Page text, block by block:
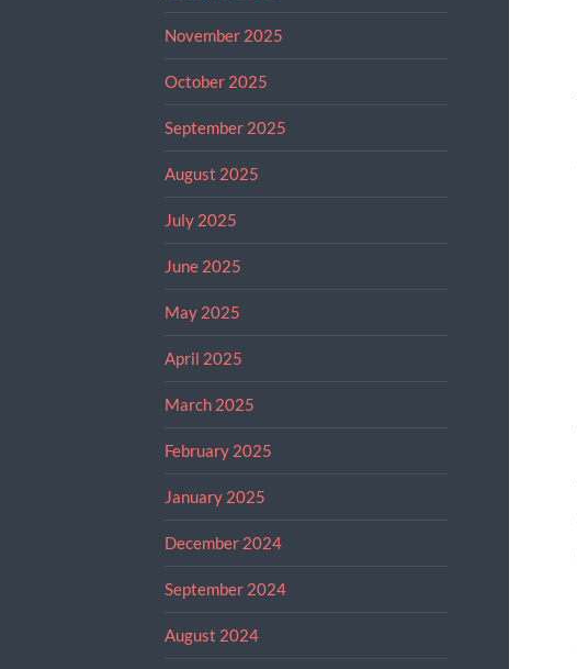
November 2025
October 2025
September 2025
August 2025
July 2025
June 2025
May 2025
April 2025
March 2025
February 2025
January 2025
December 2024
September 2024
August 2024